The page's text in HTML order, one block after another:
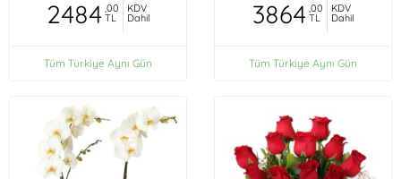
2484 ,00
TL
KDV
Dahil
Tüm Türkiye Aynı Gün
3864 ,00
TL
KDV
Dahil
Tüm Türkiye Aynı Gün